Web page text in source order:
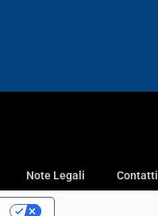
Note Legali Contatti